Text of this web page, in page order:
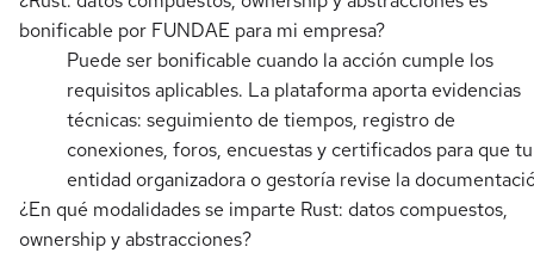
bonificable por FUNDAE para mi empresa?
Puede ser bonificable cuando la acción cumple los
requisitos aplicables. La plataforma aporta evidencias
técnicas: seguimiento de tiempos, registro de
conexiones, foros, encuestas y certificados para que tu
entidad organizadora o gestoría revise la
¿En qué modalidades se imparte Rust: datos compuestos,
ownership y abstracciones?